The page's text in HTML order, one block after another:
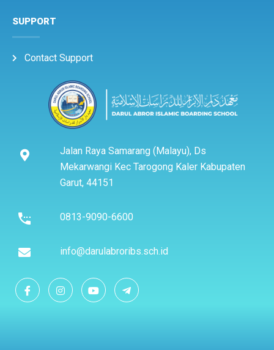
SUPPORT
Contact Support
Jalan Raya Samarang (Malayu), Ds
Mekarwangi Kec Tarogong Kaler Kabupaten
Garut, 44151
0813-9090-6600
info@darulabroribs.sch.id